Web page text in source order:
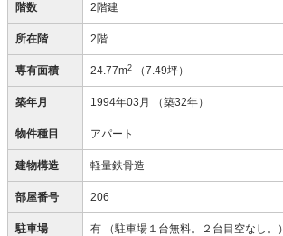
階数 2階建
所在階 2階
専有面積 24.77m2 （7.49坪）
築年月 1994年03月 （築32年）
物件種目 アパート
建物構造 軽量鉄骨造
部屋番号 206
駐車場 有 （駐車場１台無料。２台目空なし。）